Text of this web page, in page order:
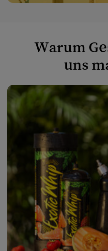
Warum
uns